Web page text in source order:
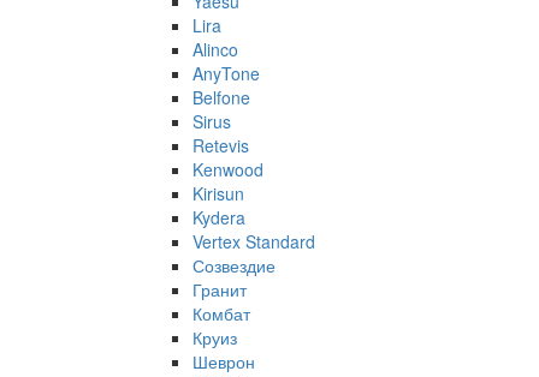
Lira
Alinco
AnyTone
Belfone
Sirus
Retevis
Kenwood
Kirisun
Kydera
Vertex Standard
Созвездие
Гранит
Комбат
Круиз
Шеврон